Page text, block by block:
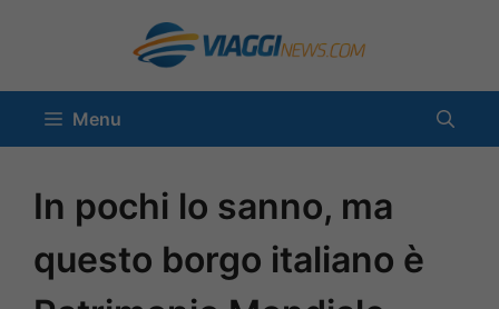
contenuto
Menu
In pochi lo sanno, ma
questo borgo italiano è